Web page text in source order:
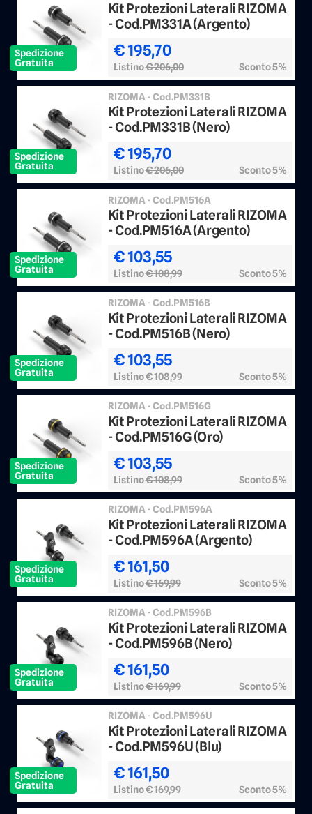
Spedizione
Gratuita
Kit Protezioni Laterali RIZOMA
- Cod.PM331A (Argento)
€ 195,70
Listino€ 206,00 Sconto 5%
Spedizione
Gratuita
RIZOMA - Cod.PM331B
Kit Protezioni Laterali RIZOMA
- Cod.PM331B (Nero)
€ 195,70
Listino€ 206,00 Sconto 5%
Spedizione
Gratuita
RIZOMA - Cod.PM516A
Kit Protezioni Laterali RIZOMA
- Cod.PM516A (Argento)
€ 103,55
Listino€ 108,99 Sconto 5%
Spedizione
Gratuita
RIZOMA - Cod.PM516B
Kit Protezioni Laterali RIZOMA
- Cod.PM516B (Nero)
€ 103,55
Listino€ 108,99 Sconto 5%
Spedizione
Gratuita
RIZOMA - Cod.PM516G
Kit Protezioni Laterali RIZOMA
- Cod.PM516G (Oro)
€ 103,55
Listino€ 108,99 Sconto 5%
Spedizione
Gratuita
RIZOMA - Cod.PM596A
Kit Protezioni Laterali RIZOMA
- Cod.PM596A (Argento)
€ 161,50
Listino€ 169,99 Sconto 5%
Spedizione
Gratuita
RIZOMA - Cod.PM596B
Kit Protezioni Laterali RIZOMA
- Cod.PM596B (Nero)
€ 161,50
Listino€ 169,99 Sconto 5%
Spedizione
Gratuita
RIZOMA - Cod.PM596U
Kit Protezioni Laterali RIZOMA
- Cod.PM596U (Blu)
€ 161,50
Listino€ 169,99 Sconto 5%